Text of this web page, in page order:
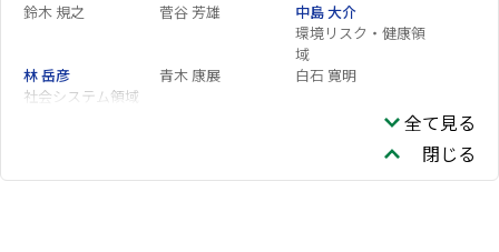
鈴木 規之 菅谷 芳雄
中島 大介
環境リスク・健康領
域
林 岳彦
社会システム領域
青木 康展 白石 寛明
全て見る
閉じる